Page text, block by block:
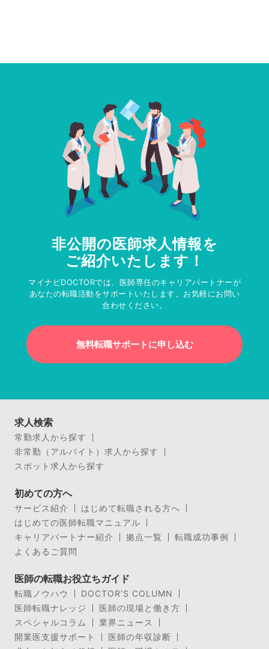
非公開の医師求人情報を
ご紹介いたします！
マイナビDOCTORでは、医師専任のキャリアパートナーが
あなたの転職活動をサポートいたします。お気軽にお問い
合わせください。
無料転職サポートに申し込む
求人検索
常勤求人から探す
非常勤（アルバイト）求人から探す
スポット求人から探す
初めての方へ
サービス紹介
はじめて転職される方へ
はじめての医師転職マニュアル
キャリアパートナー紹介
拠点一覧
転職成功事例
よくあるご質問
医師の転職お役立ちガイド
転職ノウハウ
DOCTOR’S COLUMN
医師転職ナレッジ
医師の現場と働き方
スペシャルコラム
業界ニュース
開業医支援サポート
医師の年収診断